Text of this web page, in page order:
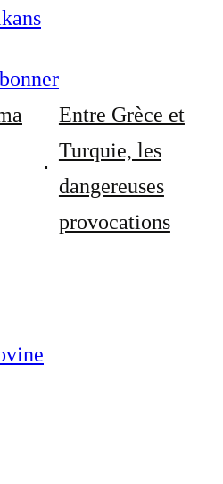
Entre Grèce et
Turquie, les
dangereuses
provocations